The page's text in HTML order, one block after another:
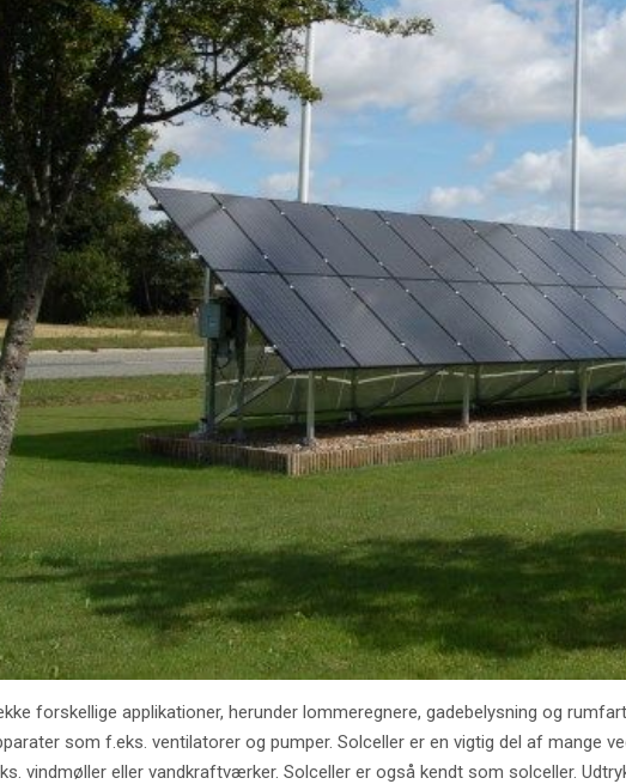
forskellige applikationer, herunder lommeregnere, gadebelysning og
som f.eks. ventilatorer og pumper. Solceller er en vigtig del af mange
vindmøller eller vandkraftværker. Solceller er også kendt som solceller.